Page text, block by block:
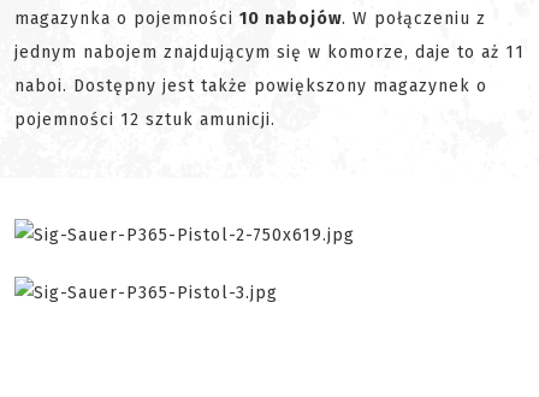
magazynka o pojemności 10 nabojów. W połączeniu z
jednym nabojem znajdującym się w komorze, daje to aż 11
naboi. Dostępny jest także powiększony magazynek o
pojemności 12 sztuk amunicji.